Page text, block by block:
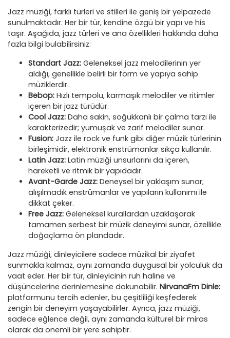
Jazz müziği, farklı türleri ve stilleri ile geniş bir yelpazede
sunulmaktadır. Her bir tür, kendine özgü bir yapı ve his
taşır. Aşağıda, jazz türleri ve ana özellikleri hakkında daha
fazla bilgi bulabilirsiniz:
Standart Jazz: Geleneksel jazz melodilerinin yer
aldığı, genellikle belirli bir form ve yapıya sahip
müziklerdir.
Bebop: Hızlı tempolu, karmaşık melodiler ve ritimler
içeren bir jazz türüdür.
Cool Jazz: Daha sakin, soğukkanlı bir çalma tarzı ile
karakterizedir; yumuşak ve zarif melodiler sunar.
Fusion: Jazz ile rock ve funk gibi diğer müzik türlerinin
birleşimidir, elektronik enstrümanlar sıkça kullanılır.
Latin Jazz: Latin müziği unsurlarını da içeren,
hareketli ve ritmik bir yapıdadır.
Avant-Garde Jazz: Deneysel bir yaklaşım sunar;
alışılmadık enstrümanlar ve yapıların kullanımı ile
dikkat çeker.
Free Jazz: Geleneksel kurallardan uzaklaşarak
tamamen serbest bir müzik deneyimi sunar, özellikle
doğaçlama ön plandadır.
Jazz müziği, dinleyicilere sadece müzikal bir ziyafet
sunmakla kalmaz, aynı zamanda duygusal bir yolculuk da
vaat eder. Her bir tür, dinleyicinin ruh haline ve
düşüncelerine derinlemesine dokunabilir. NirvanaFm Dinle:
platformunu tercih edenler, bu çeşitliliği keşfederek
zengin bir deneyim yaşayabilirler. Ayrıca, jazz müziği,
sadece eğlence değil, aynı zamanda kültürel bir miras
olarak da önemli bir yere sahiptir.